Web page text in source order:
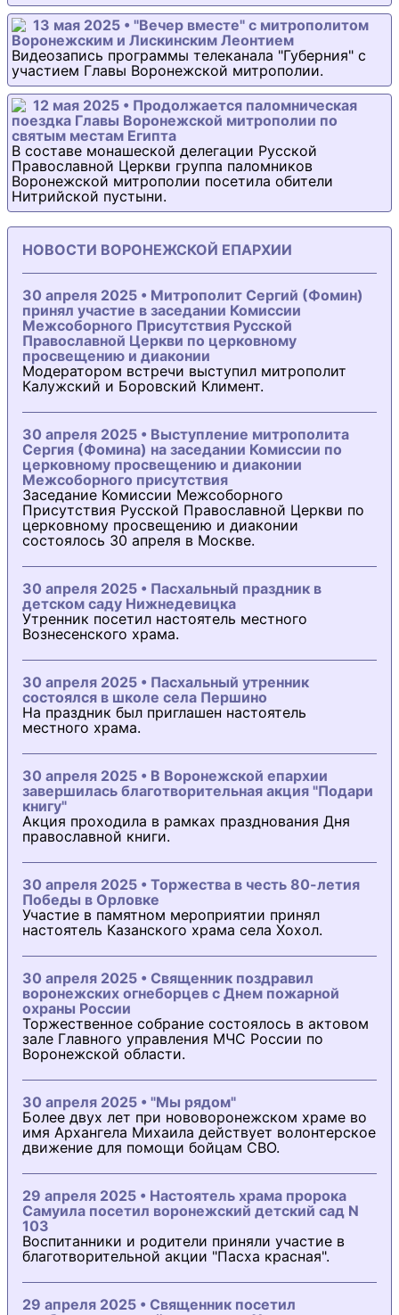
13 мая 2025 • "Вечер вместе" с митрополитом
Воронежским и Лискинским Леонтием
Видеозапись программы телеканала "Губерния" с
участием Главы Воронежской митрополии.
12 мая 2025 • Продолжается паломническая
поездка Главы Воронежской митрополии по
святым местам Египта
В составе монашеской делегации Русской
Православной Церкви группа паломников
Воронежской митрополии посетила обители
Нитрийской пустыни.
НОВОСТИ ВОРОНЕЖСКОЙ ЕПАРХИИ
30 апреля 2025 • Митрополит Сергий (Фомин)
принял участие в заседании Комиссии
Межсоборного Присутствия Русской
Православной Церкви по церковному
просвещению и диаконии
Модератором встречи выступил митрополит
Калужский и Боровский Климент.
30 апреля 2025 • Выступление митрополита
Сергия (Фомина) на заседании Комиссии по
церковному просвещению и диаконии
Межсоборного присутствия
Заседание Комиссии Межсоборного
Присутствия Русской Православной Церкви по
церковному просвещению и диаконии
состоялось 30 апреля в Москве.
30 апреля 2025 • Пасхальный праздник в
детском саду Нижнедевицка
Утренник посетил настоятель местного
Вознесенского храма.
30 апреля 2025 • Пасхальный утренник
состоялся в школе села Першино
На праздник был приглашен настоятель
местного храма.
30 апреля 2025 • В Воронежской епархии
завершилась благотворительная акция "Подари
книгу"
Акция проходила в рамках празднования Дня
православной книги.
30 апреля 2025 • Торжества в честь 80-летия
Победы в Орловке
Участие в памятном мероприятии принял
настоятель Казанского храма села Хохол.
30 апреля 2025 • Священник поздравил
воронежских огнеборцев с Днем пожарной
охраны России
Торжественное собрание состоялось в актовом
зале Главного управления МЧС России по
Воронежской области.
30 апреля 2025 • "Мы рядом"
Более двух лет при нововоронежском храме во
имя Архангела Михаила действует волонтерское
движение для помощи бойцам СВО.
29 апреля 2025 • Настоятель храма пророка
Самуила посетил воронежский детский сад N
103
Воспитанники и родители приняли участие в
благотворительной акции "Пасха красная".
29 апреля 2025 • Священник посетил